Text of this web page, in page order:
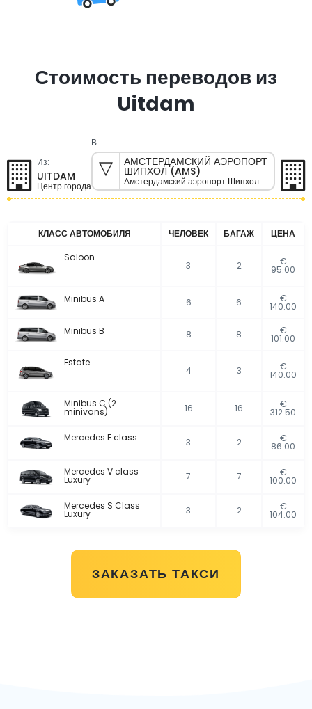
Стоимость переводов из
Uitdam
Из:
UITDAM
Центр города
В:
АМСТЕРДАМСКИЙ АЭРОПОРТ
ШИПХОЛ (AMS)
Амстердамский аэропорт Шипхол
КЛАСС АВТОМОБИЛЯ ЧЕЛОВЕК БАГАЖ
ЦЕНА
Saloon
3 2 €
95.00
Minibus A 6 6 €
140.00
Minibus B 8 8 €
101.00
Estate
4 3 €
140.00
Minibus C (2
minivans) 16 16 €
312.50
Mercedes E class 3 2 €
86.00
Mercedes V class
Luxury 7 7 €
100.00
Mercedes S Class
Luxury 3 2 €
104.00
ЗАКАЗАТЬ ТАКСИ